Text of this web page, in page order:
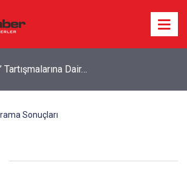
Tartışmalarına Dair…
Sonuçları